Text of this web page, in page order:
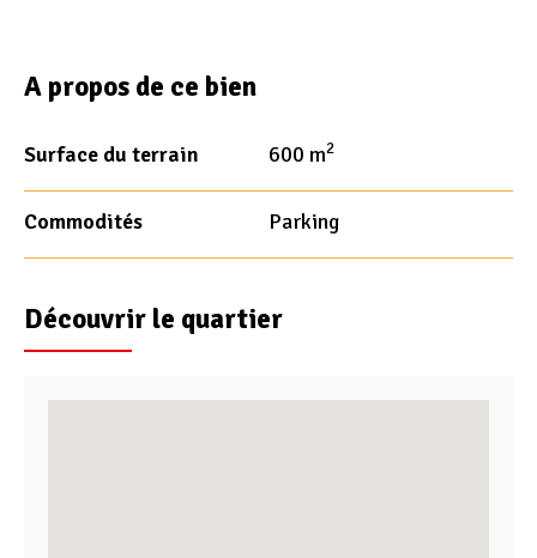
A propos de ce bien
Surface du terrain 600 m2
Commodités Parking
Découvrir le quartier